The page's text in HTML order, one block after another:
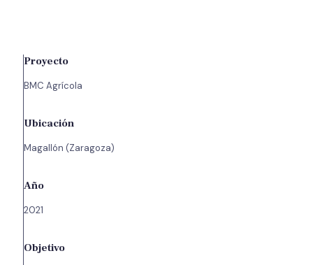
Proyecto
BMC Agrícola
Ubicación
Magallón (Zaragoza)
Año
2021
Objetivo